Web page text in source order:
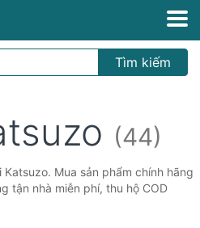
Tìm kiếm
(44)
Mua sản phẩm chính hãng
tận nhà miễn phí, thu hộ COD